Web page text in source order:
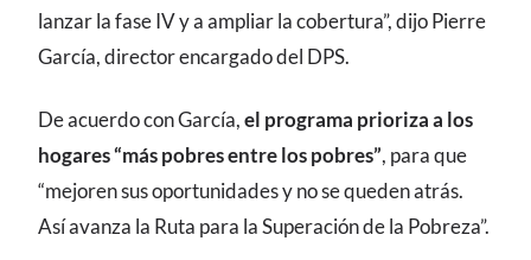
lanzar la fase IV y a ampliar la cobertura”, dijo Pierre
García, director encargado del DPS.
De acuerdo con García,el programa prioriza a los
hogares “más pobres entre los pobres”, para que
“mejoren sus oportunidades y no se queden atrás.
Así avanza la Ruta para la Superación de la Pobreza”.